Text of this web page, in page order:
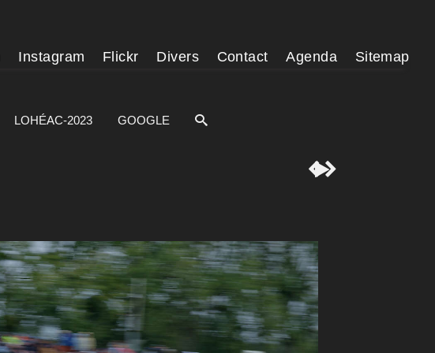
Instagram Flickr Divers Contact Agenda Sitemap
LOHÉAC-2023 GOOGLE
